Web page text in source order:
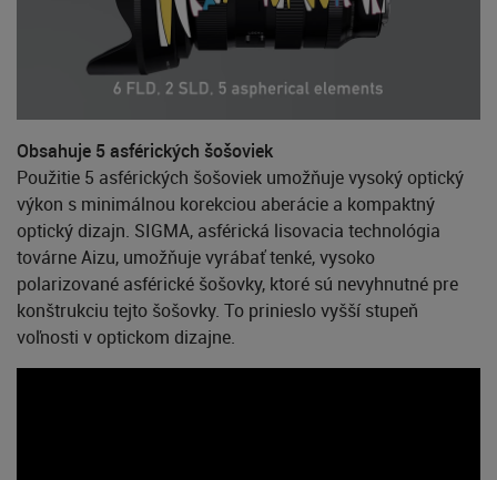
Obsahuje 5 asférických šošoviek
Použitie 5 asférických šošoviek umožňuje vysoký optický
výkon s minimálnou korekciou aberácie a kompaktný
optický dizajn. SIGMA, asférická lisovacia technológia
továrne Aizu, umožňuje vyrábať tenké, vysoko
polarizované asférické šošovky, ktoré sú nevyhnutné pre
konštrukciu tejto šošovky. To prinieslo vyšší stupeň
voľnosti v optickom dizajne.